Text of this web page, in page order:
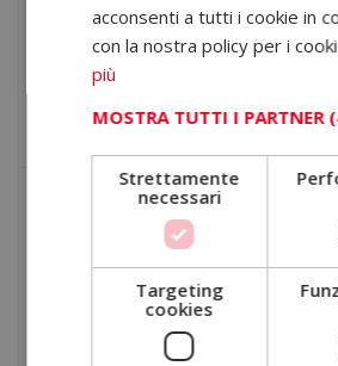
Psicologia
forense
Psicologia
Analizzare il
rapporto tra
comportamento
umano e
sistema legale
di
acconsenti a tutti i cookie in
con la nostra policy per i
più
MOSTRA TUTTI I PARTNER
Strettamente
necessari
Targeting
cookies